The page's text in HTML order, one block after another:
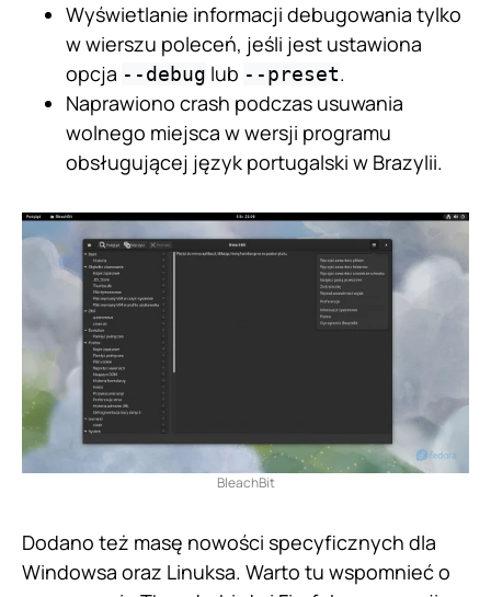
Wyświetlanie informacji debugowania tylko
w wierszu poleceń, jeśli jest ustawiona
opcja --debug lub --preset.
Naprawiono crash podczas usuwania
wolnego miejsca w wersji programu
obsługującej język portugalski w Brazylii.
BleachBit
Dodano też masę nowości specyficznych dla
Windowsa oraz Linuksa. Warto tu wspomnieć o